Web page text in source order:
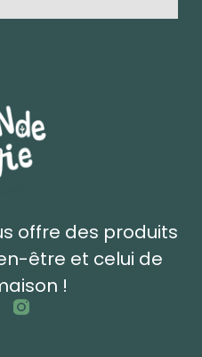
offre des produits
être et celui de
!